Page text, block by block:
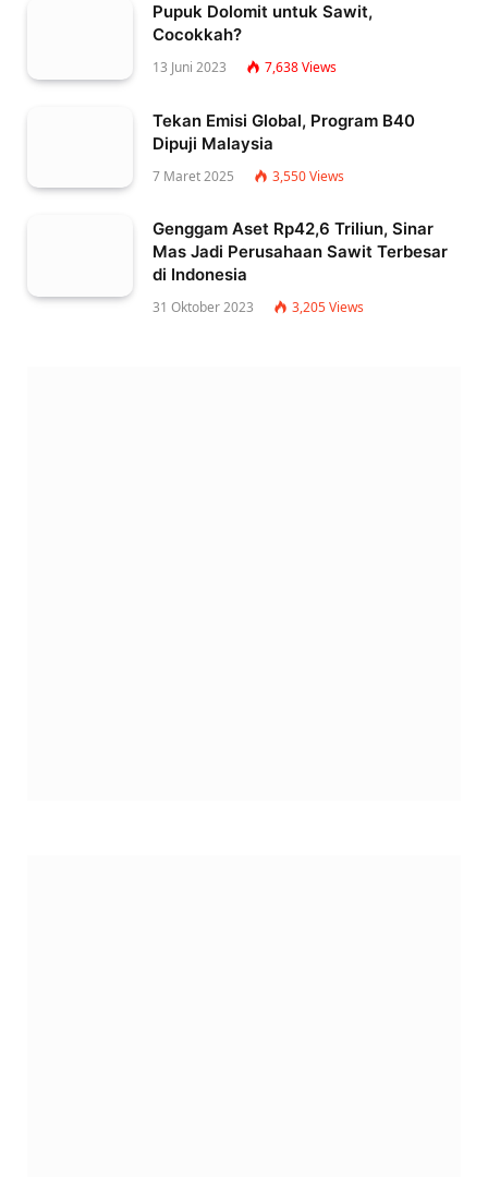
Pupuk Dolomit untuk Sawit,
Cocokkah?
13 Juni 2023 7,638Views
Tekan Emisi Global, Program B40
Dipuji Malaysia
7 Maret 2025 3,550Views
Genggam Aset Rp42,6 Triliun, Sinar
Mas Jadi Perusahaan Sawit Terbesar
di Indonesia
31 Oktober 2023 3,205Views